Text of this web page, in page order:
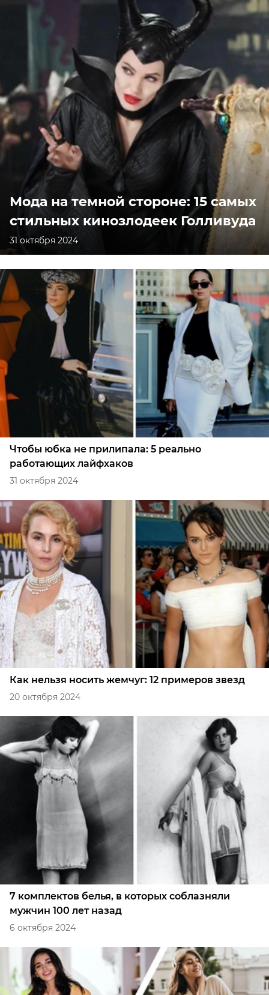
Мода на темной стороне: 15 самых
стильных кинозлодеек Голливуда
31 октября 2024
Чтобы юбка не прилипала: 5 реально
работающих лайфхаков
31 октября 2024
Как нельзя носить жемчуг: 12 примеров звезд
20 октября 2024
7 комплектов белья, в которых соблазняли
мужчин 100 лет назад
6 октября 2024